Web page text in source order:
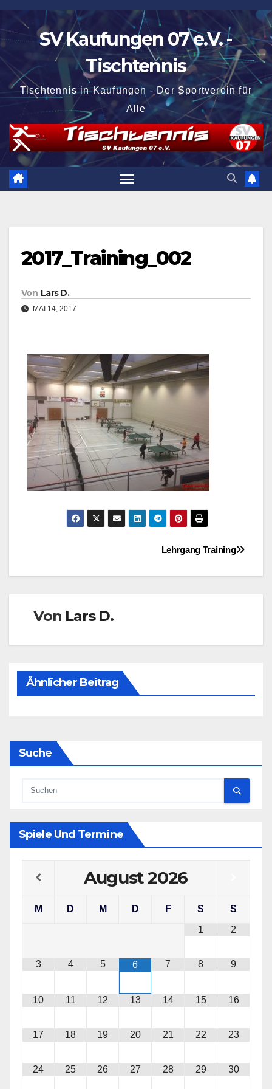
Zum
Inhalt
springen
SV Kaufungen 07 e.V. -
Tischtennis
Tischtennis in Kaufungen - Der Sportverein für
Alle
2017_Training_002
Von Lars D.
MAI 14, 2017
Beitragsnavigation
Lehrgang Training
Von Lars D.
Ähnlicher Beitrag
Suche
Spiele Und Termine
August2026
M D M D F S
S
1
2
3 4 5 6 7 8 9
10 11 12 13 14 15 16
17 18 19 20 21 22 23
24 25 26 27 28 29 30